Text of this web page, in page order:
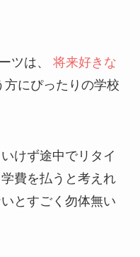
ツは、
将来好きな
方にぴったりの学校
けず途中でリタイ
費を払うと考えれ
とすごく勿体無い